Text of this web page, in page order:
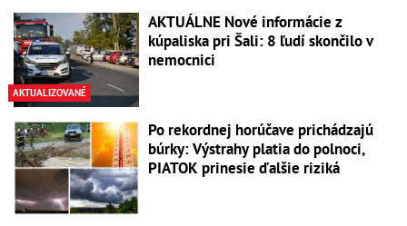
AKTUALIZOVANÉ
AKTUÁLNE Nové informácie z
kúpaliska pri Šali: 8 ľudí skončilo v
nemocnici
Po rekordnej horúčave prichádzajú
búrky: Výstrahy platia do polnoci,
PIATOK prinesie ďalšie riziká